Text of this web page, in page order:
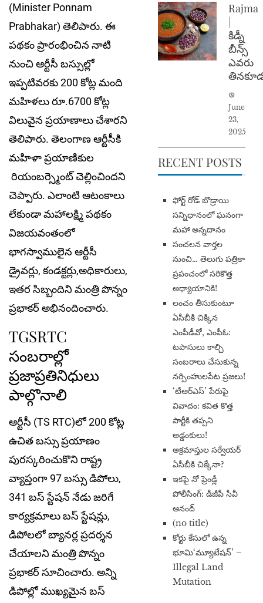
(Minister Ponnam
Prabhakar) తెలిపారు. ఈ
పథకం ప్రారంభించిన నాటి
నుంచి ఆర్టీసీ బస్సుల్లో
ఇప్పటివరకు 200 కోట్ల మంది
మహిళలు రూ.6700 కోట్ల
విలువైన ప్రయాణాలు చేశారని
తెలిపారు. తెలంగాణ ఆర్టీసీకి
మహిళా ప్రయాణికుల
రియంబర్స్మెంట్ చెల్లించిందని
చెప్పారు. ఎలాంటి ఆటంకాలు
లేకుండా మహాలక్ష్మి పథకం
విజయవంతంలో
భాగస్వాములైన ఆర్టీసీ
డ్రైవర్లు, కండక్టర్లు,అధికారులు,
ఇతర సిబ్బందిని మంత్రి పొన్నం
ప్రభాకర్ అభినందించారు.
TGSRTC
సంబరాల్లో
ప్రజాప్రతినిధులు
పాల్గొనాలి
ఆర్టీసీ (TS RTC)లో 200 కోట్ల
ఉచిత బస్సు ప్రయాణం
పురస్కరించుకొని రాష్ట్ర
వ్యాప్తంగా 97 బస్సు డిపోలు,
341 బస్ స్టేషన్ నేడు జరిగే
కార్యక్రమాలు బస్ స్టేషన్లు,
డిపోలలో బ్యానర్ల ప్రదర్శన
చేయాలని మంత్రి పొన్నం
ప్రభాకర్​ సూచించారు. అన్ని
డిపోల్లో ముఖ్యమైన బస్
Rajma
|
కిడ్నీ
బీన్స్
ఎవరు
June
23,
2025
RECENT POSTS
​ఫోర్ట్ రోడ్ బొడ్రాయి
సన్నిధానంలో ఘనంగా
మహా అన్నదానం
సంచలన వార్తల
నుంచి… తెలుగు పత్రికా
ప్రపంచంలో సరికొత్త
అధ్యాయానికి!
​లంచం తీసుకుంటూ
ఏసీబీకి చిక్కిన
ఎంపీడీవో, ఎంపీఓ:
టపాసులు కాల్చి
సంబరాలు చేసుకున్న
నర్సింహులపేట ప్రజలు!
‘టీఆర్ఎస్’ పేరుపై
వివాదం: కవిత కొత్త
పార్టీకి తప్పని
అడ్డంకులు!
అక్రమాస్తుల సర్వేయర్
ఏసీబీకి చిక్కేనా?
ఇకపై నో ఫ్రెండ్లీ
పోలీసింగ్: డీజీపీ సీవీ
ఆనంద్
(no title)
​కోర్టు కేసులో ఉన్న
భూమి‘మ్యూటేషన్’ –
Illegal Land
Mutation